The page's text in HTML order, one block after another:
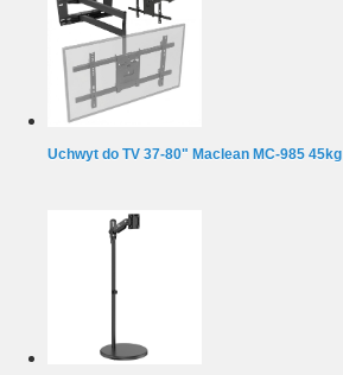
Uchwyt do TV 37-80" Maclean MC-985 45kg